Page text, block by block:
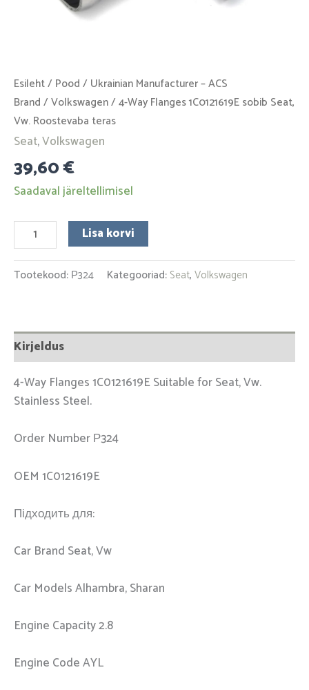
Esileht/ Pood / Ukrainian Manufacturer – ACS
Brand /Volkswagen/ 4-Way Flanges 1C0121619E sobib Seat,
Vw. Roostevaba teras
Seat,Volkswagen
39,60€
Saadaval järeltellimisel
Lisa korvi
Tootekood: Р324 Kategooriad: Seat, Volkswagen
Kirjeldus
4-Way Flanges 1C0121619E Suitable for Seat, Vw.
Stainless Steel.
Order Number Р324
OEM 1C0121619E
Підходить для:
Car Brand Seat, Vw
Car Models Alhambra, Sharan
Engine Capacity 2.8
Engine Code AYL